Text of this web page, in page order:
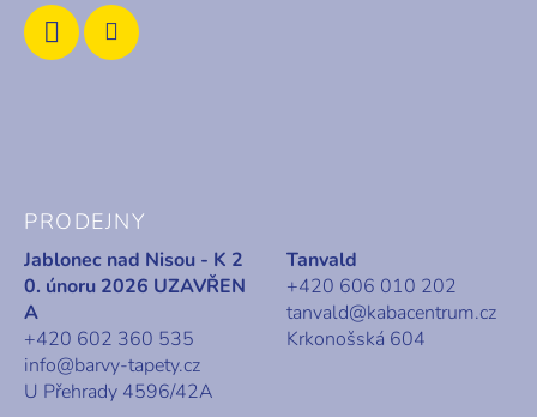
PRODEJNY
Jablonec nad Nisou - K 2
0. únoru 2026 UZAVŘEN
A
+420 602 360 535
info@barvy-tapety.cz
U Přehrady 4596/42A
Tanvald
+420 606 010 202
tanvald@kabacentrum.cz
Krkonošská 604